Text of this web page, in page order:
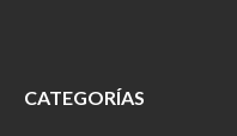
CATEGORÍAS